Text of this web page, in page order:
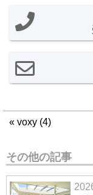
« voxy (4)
その他の記事